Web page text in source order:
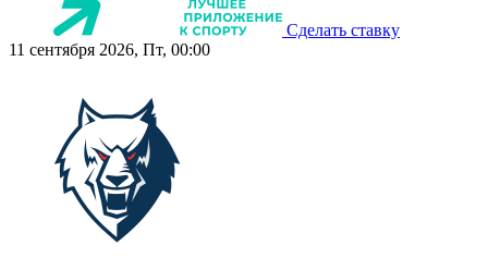
Сделать ставку
11 сентября 2026, Пт, 00:00